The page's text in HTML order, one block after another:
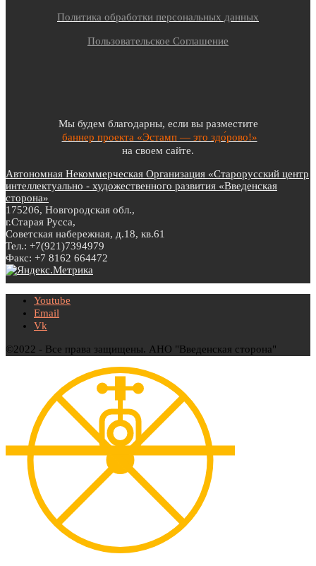
Политика обработки персональных данных
Пользовательское Соглашение
Мы будем благодарны, если вы разместите
баннер проекта «Эстамп — это здо́рово!»
на своем сайте.
Автономная Некоммерческая Организация «Старорусский центр
интеллектуально - художественного развития «Введенская
сторона»
175206, Новгородская обл.,
г.Старая Русса,
Советская набережная, д.18, кв.61
Тел.: +7(921)7394979
Факс: +7 8162 664472
Youtube
Email
Vk
©2022 - Все права защищены. АНО "Введенская сторона"